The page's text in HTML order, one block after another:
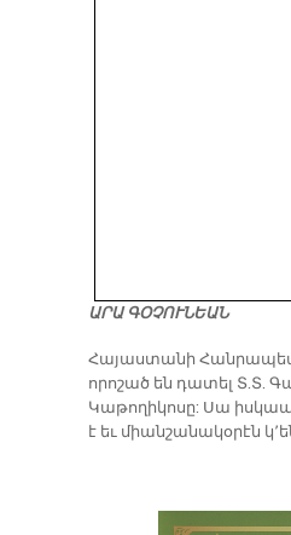
ԱՐԱ ԳՕՉՈՒՆԵԱՆ
​Հայաստանի
որոշած են դատել Տ.Տ.
Կաթողիկոսը: Սա
է եւ միանշանակօրէն